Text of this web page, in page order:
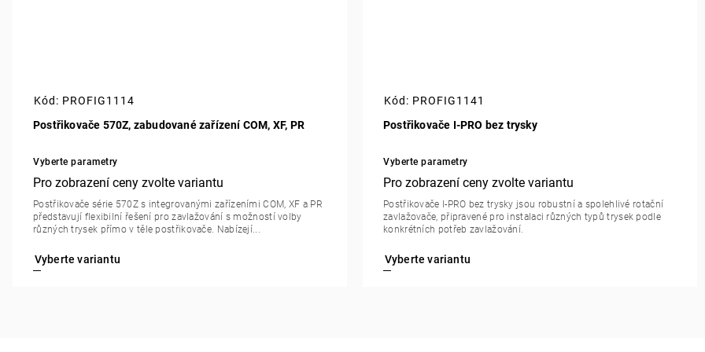
Postřikovače 570Z, zabudované zařízení COM, XF, PR
Vyberte parametry
Postřikovače série 570Z s integrovanými zařízeními COM, XF a PR
představují flexibilní řešení pro zavlažování s možností volby
různých trysek přímo v těle postřikovače. Nabízejí...
Kód: PROFIG1114
Postřikovače I-PRO bez trysky
Vyberte parametry
Postřikovače I-PRO bez trysky jsou robustní a spolehlivé rotační
zavlažovače, připravené pro instalaci různých typů trysek podle
konkrétních potřeb zavlažování.
Kód: PROFIG1141